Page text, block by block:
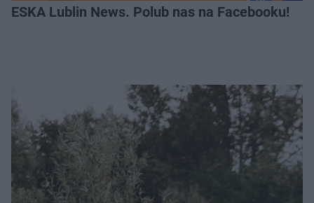
ESKA Lublin News. Polub nas na Facebooku!